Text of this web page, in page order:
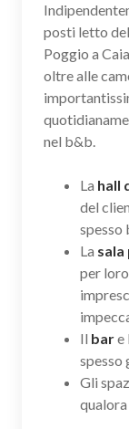
posti letto
Poggio a
oltre alle
nel b&b.
La hall
del
spesso
La sala
per
Il bare
spesso
Gli